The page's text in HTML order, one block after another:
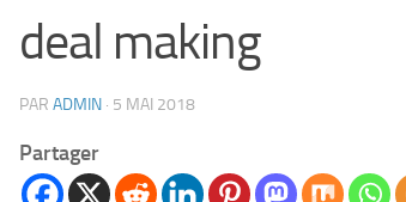
deal making
PAR ADMIN · 5 MAI 2018
Partager